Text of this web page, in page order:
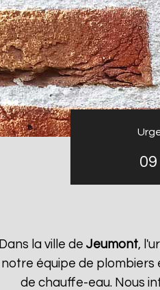
Dans la ville de Jeumont,
notre équipe de
de chauffe-eau. Nous